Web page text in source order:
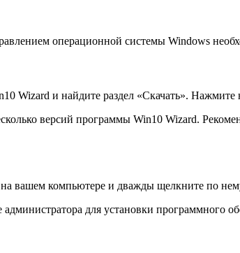
операционной системы Windows
Wizard и найдите раздел «Скачать». Нажмите
версий программы Win10 Wizard.
вашем компьютере и дважды щелкните по
для установки программного